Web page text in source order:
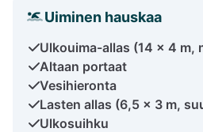
Uiminen hauskaa
Ulkouima-allas (14 x 4 m,
Altaan portaat
Vesihieronta
Lasten allas (6,5 x 3 m,
Ulkosuihku